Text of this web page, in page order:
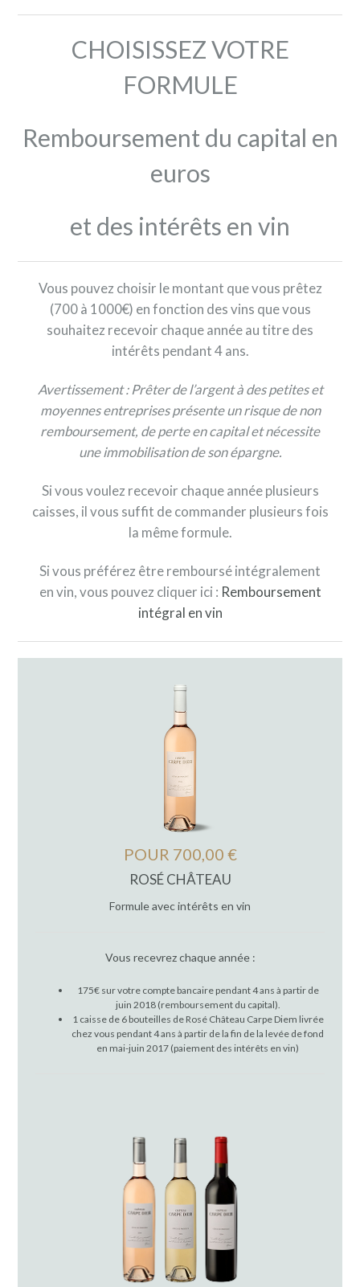
CHOISISSEZ VOTRE
FORMULE
Remboursement du capital en
euros
et des intérêts en vin
Vous pouvez choisir le montant que vous prêtez
(700 à 1000€) en fonction des vins que vous
souhaitez recevoir chaque année au titre des
intérêts pendant 4 ans.
Avertissement : Prêter de l’argent à des petites et
moyennes entreprises présente un risque de non
remboursement, de perte en capital et nécessite
une immobilisation de son épargne.
Si vous voulez recevoir chaque année plusieurs
caisses, il vous suffit de commander plusieurs fois
la même formule.
Si vous préférez être remboursé intégralement
en vin, vous pouvez cliquer ici : Remboursement
intégral en vin
POUR 700,00 €
ROSÉ CHÂTEAU
Formule avec intérêts en vin
Vous recevrez chaque année :
175€ sur votre compte bancaire pendant 4 ans à partir de
juin 2018 (remboursement du capital).
1 caisse de 6 bouteilles de Rosé Château Carpe Diem livrée
chez vous pendant 4 ans à partir de la fin de la levée de fond
en mai-juin 2017 (paiement des intérêts en vin)